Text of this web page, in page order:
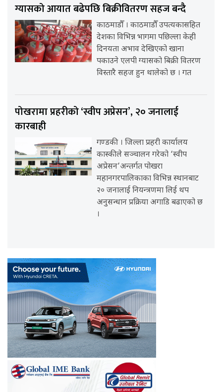
ग्यासको आयात बढेपछि बिक्रीवितरण सहज बन्दै
काठमाडौँ । काठमाडौँ उपत्यकासहित
देशका विभिन्न भागमा पछिल्ला केही
दिनयता अभाव देखिएको खाना
पकाउने एलपी ग्यासको बिक्री वितरण
विस्तारै सहज हुन थालेको छ । गत
पोखरामा प्रहरीको ‘स्वीप अप्रेसन’, २० जनालाई
कारबाही
गण्डकी । जिल्ला प्रहरी कार्यालय
कास्कीले सञ्चालन गरेको ‘स्वीप
अप्रेसन’अन्तर्गत पोखरा
महानगरपालिकाका विभिन्न स्थानबाट
२० जनालाई नियन्त्रणमा लिई थप
अनुसन्धान प्रक्रिया अगाडि बढाएको छ
।